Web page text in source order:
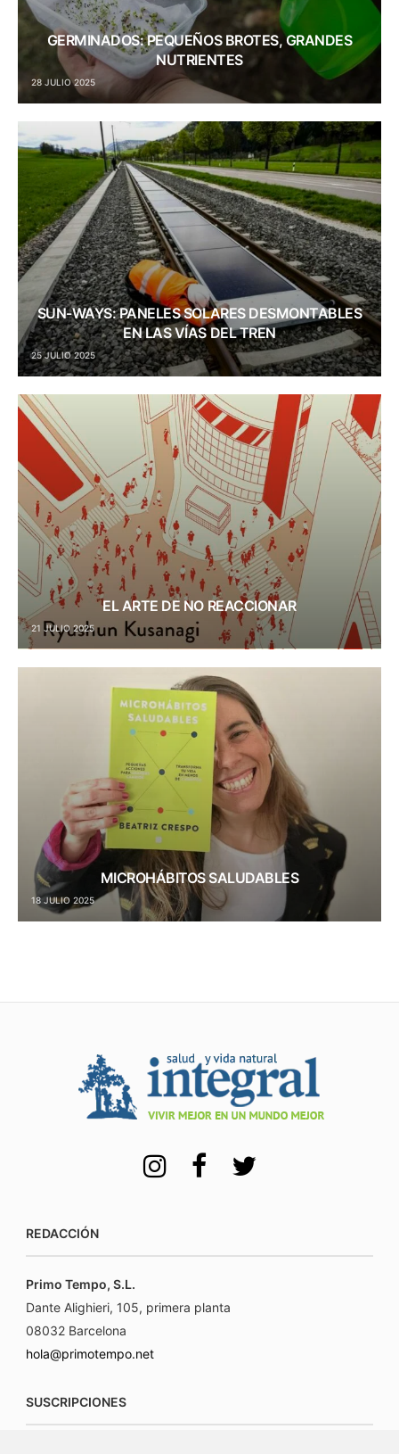
GERMINADOS: PEQUEÑOS BROTES, GRANDES
NUTRIENTES
28 JULIO 2025
SUN-WAYS: PANELES SOLARES DESMONTABLES
EN LAS VÍAS DEL TREN
25 JULIO 2025
EL ARTE DE NO REACCIONAR
21 JULIO 2025
MICROHÁBITOS SALUDABLES
18 JULIO 2025
REDACCIÓN
Primo Tempo, S.L.
Dante Alighieri, 105, primera planta
08032 Barcelona
hola@primotempo.net
SUSCRIPCIONES